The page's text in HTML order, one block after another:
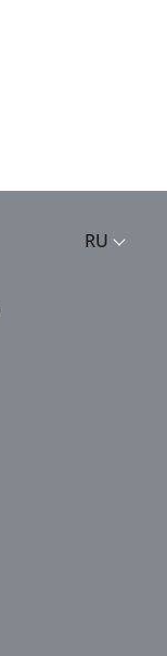
RU